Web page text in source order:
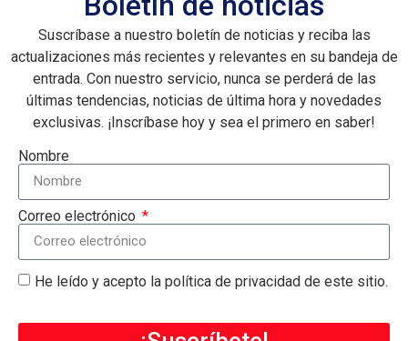
Suscríbase a nuestro boletín de noticias y reciba las
actualizaciones más recientes y relevantes en su bandeja de
entrada. Con nuestro servicio, nunca se perderá de las
últimas tendencias, noticias de última hora y novedades
exclusivas. ¡Inscríbase hoy y sea el primero en saber!
Nombre
Correo electrónico
He leído y acepto la política de privacidad de este sitio.